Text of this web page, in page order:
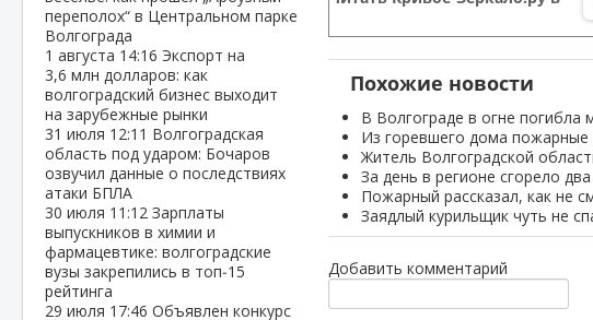
переполох“ в Центральном парке
Волгограда
1 августа 14:16 Экспорт на
3,6 млн долларов: как
волгоградский бизнес выходит
на зарубежные рынки
31 июля 12:11 Волгоградская
область под ударом: Бочаров
озвучил данные о последствиях
атаки БПЛА
30 июля 11:12 Зарплаты
выпускников в химии и
фармацевтике: волгоградские
вузы закрепились в топ‑15
рейтинга
29 июля 17:46 Объявлен конкурс
Похожие новости
В Волгограде в огне погибла
Из горевшего дома пожарные
Житель Волгоградской
За день в регионе сгорело
Пожарный рассказал, как не
Заядлый курильщик чуть не
Добавить комментарий